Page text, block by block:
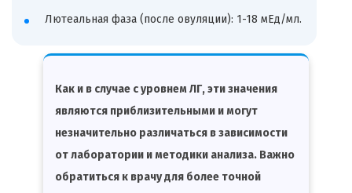
Лютеальная фаза (после овуляции): 1-18 мЕд/мл.
Как и в случае с уровнем ЛГ, эти значения
являются приблизительными и могут
незначительно различаться в зависимости
от лаборатории и методики анализа. Важно
обратиться к врачу для более точной